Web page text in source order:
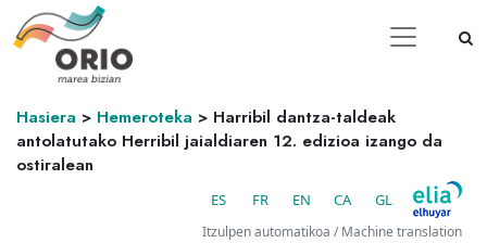
Hasiera > Hemeroteka > Harribil dantza-taldeak
antolatutako Herribil jaialdiaren 12. edizioa izango da
ostiralean
ES FR EN CA GL
Itzulpen automatikoa / Machine translation